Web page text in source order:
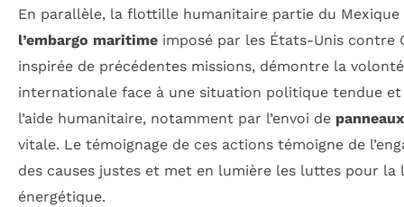
En parallèle, la flottille humanitaire partie du
l’embargo maritime imposé par les États-Unis contre
inspirée de précédentes missions, démontre la
internationale face à une situation politique tendue et
l’aide humanitaire, notamment par l’envoi de
vitale. Le témoignage de ces actions témoigne de
des causes justes et met en lumière les luttes pour la
énergétique.